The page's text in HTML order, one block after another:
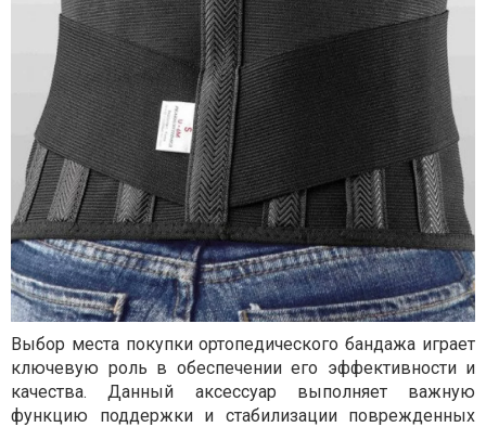
Выбор места покупки ортопедического бандажа играет
ключевую роль в обеспечении его эффективности и
качества. Данный аксессуар выполняет важную
функцию поддержки и стабилизации поврежденных